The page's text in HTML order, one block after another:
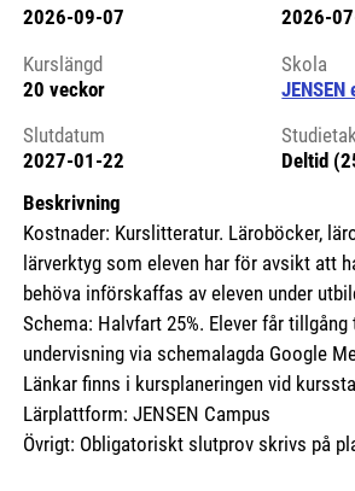
Kursstart 6102673
2026-09-07
2026-
Kurslängd
20 veckor
Skola
Slutdatum
2027-01-22
Deltid
Beskrivning
Kostnader: Kurslitteratur. Läroböcker,
lärverktyg som eleven har för avsikt att
behöva införskaffas av eleven under
Schema: Halvfart 25%. Elever får tillgång
undervisning via schemalagda Google
Länkar finns i kursplaneringen vid
Lärplattform: JENSEN Campus
Övrigt: Obligatoriskt slutprov skrivs på